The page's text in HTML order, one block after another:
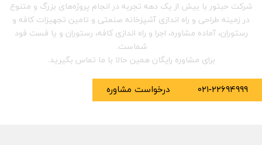
شرکت حبتور با بیش از یک دهه تجربه در انجام پروژه‌های بزرگ و متنوع
در زمینه طراحی و راه اندازی آشپزخانه صنعتی و تامین تجهیزات کافه و
رستوران، آماده مشاوره، اجرا و راه اندازی کافه، رستوران و یا فست فود
شماست.
برای مشاوره رایگان همین حالا با ما تماس بگیرید.
۰۲۱-۲۲۶۹۴۹۹۹ درخواست مشاوره